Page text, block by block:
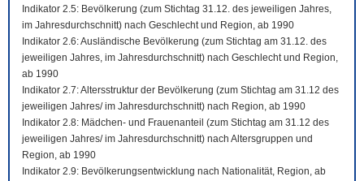
Indikator 2.5: Bevölkerung (zum Stichtag 31.12. des jeweiligen Jahres,
im Jahresdurchschnitt) nach Geschlecht und Region, ab 1990
Indikator 2.6: Ausländische Bevölkerung (zum Stichtag am 31.12. des
jeweiligen Jahres, im Jahresdurchschnitt) nach Geschlecht und Region,
ab 1990
Indikator 2.7: Altersstruktur der Bevölkerung (zum Stichtag am 31.12 des
jeweiligen Jahres/ im Jahresdurchschnitt) nach Region, ab 1990
Indikator 2.8: Mädchen- und Frauenanteil (zum Stichtag am 31.12 des
jeweiligen Jahres/ im Jahresdurchschnitt) nach Altersgruppen und
Region, ab 1990
Indikator 2.9: Bevölkerungsentwicklung nach Nationalität, Region, ab